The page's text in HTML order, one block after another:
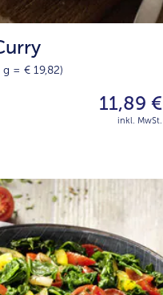
= € 19,82)
11,89 €
inkl. MwSt.